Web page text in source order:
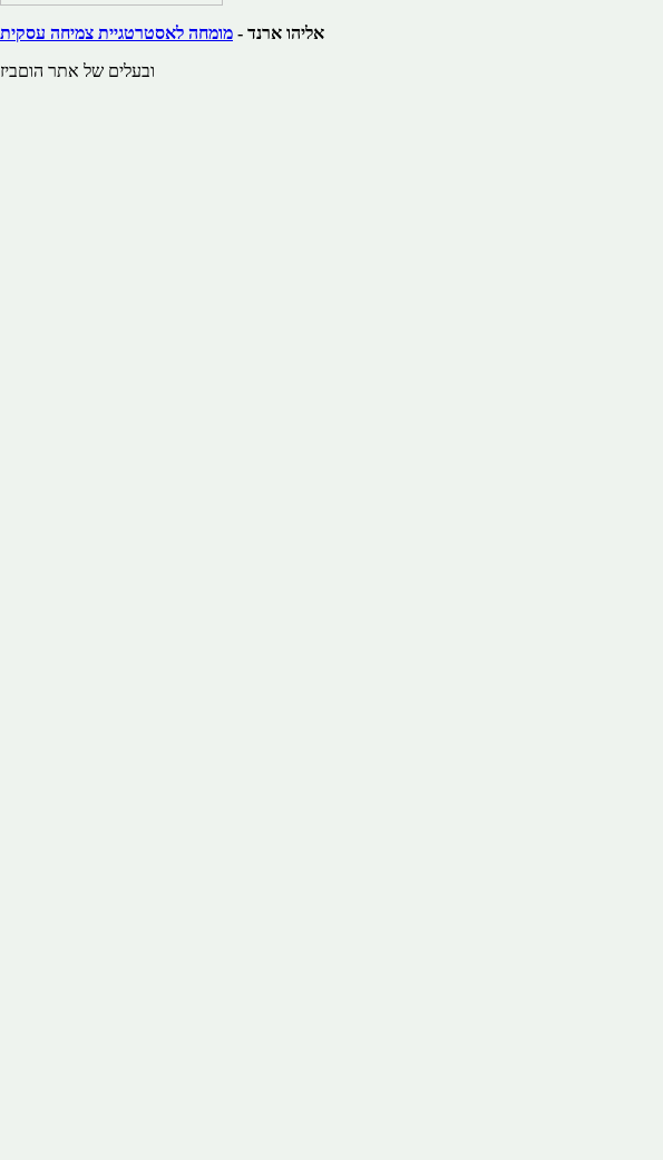
אליהו ארנד - מומחה לאסטרטגיית צמיחה עסקית
ובעלים של אתר הוםביז